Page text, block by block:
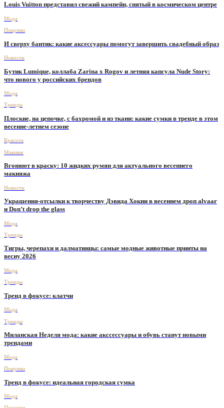
Louis Vuitton представил свежий кампейн, снятый в космическом центре
Мода
Покупки
И сверху бантик: какие аксессуары помогут завершить свадебный образ
Новости
Бутик Lumique, коллаба Zarina х Rogov и летняя капсула Nude Story:
что нового у российских брендов
Мода
Тренды
Плоские, на цепочке, с бахромой и из ткани: какие сумки в тренде в этом
весенне-летнем сезоне
Красота
Макияж
Вгоняют в краску: 10 жидких румян для актуального весеннего
макияжа
Новости
Украшения-отсылки к творчеству Дэвида Хокни в весеннем дроп alvaar
и Don’t drop the glass
Мода
Тренды
Тигры, черепахи и далматинцы: самые модные животные принты на
весну 2026
Мода
Тренды
Тренд в фокусе: клатчи
Мода
Тренды
Миланская Неделя мода: какие акссессуары и обувь станут новыми
трендами
Мода
Покупки
Тренд в фокусе: идеальная городская сумка
Мода